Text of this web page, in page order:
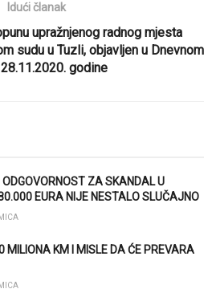
Idući članak
upražnjenog radnog mjesta
sudu u Tuzli, objavljen u Dnevnom
godine
ZA SKANDAL U
EURA NIJE NESTALO SLUČAJNO
MILIONA KM I MISLE DA ĆE PREVARA